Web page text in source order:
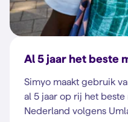
Al 5 jaar het beste
Simyo maakt gebruik
al 5 jaar op rij het
Nederland volgens